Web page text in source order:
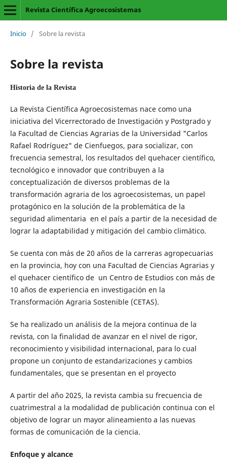
Revista Científica Agroecosistemas
Inicio / Sobre la revista
Sobre la revista
Historia de la Revista
La Revista Científica Agroecosistemas nace como una
iniciativa del Vicerrectorado de Investigación y Postgrado y
la Facultad de Ciencias Agrarias de la Universidad "Carlos
Rafael Rodríguez" de Cienfuegos, para socializar, con
frecuencia semestral, los resultados del quehacer científico,
tecnológico e innovador que contribuyen a la
conceptualización de diversos problemas de la
transformación agraria de los agroecosistemas, un papel
protagónico en la solución de la problemática de la
seguridad alimentaria en el país a partir de la necesidad de
lograr la adaptabilidad y mitigación del cambio climático.
Se cuenta con más de 20 años de la carreras agropecuarias
en la provincia, hoy con una Facultad de Ciencias Agrarias y
el quehacer científico de un Centro de Estudios con más de
10 años de experiencia en investigación en la
Transformación Agraria Sostenible (CETAS).
Se ha realizado un análisis de la mejora continua de la
revista, con la finalidad de avanzar en el nivel de rigor,
reconocimiento y visibilidad internacional, para lo cual
propone un conjunto de estandarizaciones y cambios
fundamentales, que se presentan en el proyecto
A partir del año 2025, la revista cambia su frecuencia de
cuatrimestral a la modalidad de publicación continua con el
objetivo de lograr un mayor alineamiento a las nuevas
formas de comunicación de la ciencia.
Enfoque y alcance